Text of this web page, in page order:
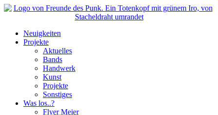
Neuigkeiten
Projekte
Aktuelles
Bands
Handwerk
Kunst
Projekte
Sonstiges
Was los..?
Flyer Meier